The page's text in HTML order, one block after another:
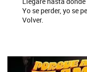
Yo se perder, yo se
Volver.